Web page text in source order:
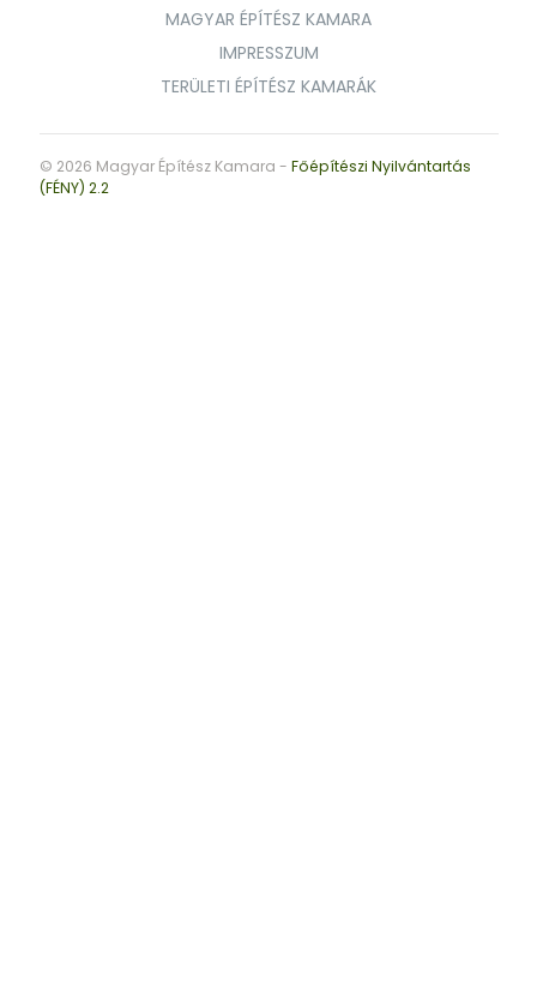
MAGYAR ÉPÍTÉSZ KAMARA
IMPRESSZUM
TERÜLETI ÉPÍTÉSZ KAMARÁK
© 2026 Magyar Építész Kamara - Főépítészi Nyilvántartás
(FÉNY) 2.2